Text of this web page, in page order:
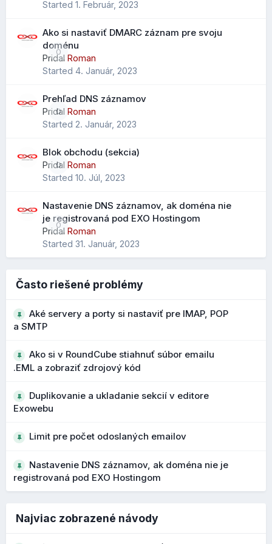
Vylepšený import kontaktov
Pri importe .CSV súborov je možné mapovať údaje na
všetky dostupné polia kontaktov, nielen na obmedzený
Čo to prináša?
jednoduchší prechod z Outlooku alebo iných klientov
lepšie zachovanie telefónov, poznámok a ďalších polí
Rozšírené vyhľadávanie kontaktov
Pribudol nový parameter "scope" pre vyhľadávanie
kontaktov, ktorý rozširuje možnosti filtrovania a
vyhľadávania v adresári.
Čo to prináša?
rýchlejšie nájdenie konkrétneho kontaktu
Bezpečnejšie upozornenia na podozrivé
Počas vývoja 1.7 boli vylepšené upozornenia na
odosielateľov. Pri podozrivých doménach alebo
podobných názvoch sa zobrazujú výraznejšie varovania.
Čo to prináša?
lepšie rozpoznanie phishingových správ
mailmi
Ešte nižšie môžete nastaviť, čo sa má spraviť, ak na
V obchode pribudla možnosť si nastaviť
parametre produktov, takže ak nechcete, aby Exoweb
Started 1. Február, 2023
0
Ako si nastaviť DMARC záznam pre svoju
doménu
Pridal Roman
Started 4. Január, 2023
0
Prehľad DNS záznamov
Pridal Roman
Started 2. Január, 2023
0
Blok obchodu (sekcia)
Pridal Roman
Started 10. Júl, 2023
0
Nastavenie DNS záznamov, ak doména nie
je registrovaná pod EXO Hostingom
Pridal Roman
Started 31. Január, 2023
Často riešené problémy
Aké servery a porty si nastaviť pre IMAP, POP
a SMTP
Ako si v RoundCube stiahnuť súbor emailu
.EML a zobraziť zdrojový kód
Duplikovanie a ukladanie sekcií v editore
Exowebu
Limit pre počet odoslaných emailov
Nastavenie DNS záznamov, ak doména nie je
registrovaná pod EXO Hostingom
Najviac zobrazené návody